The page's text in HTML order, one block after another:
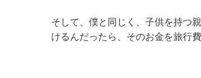
そして、僕と同じく、子供を持つ
けるんだったら、そのお金を旅行